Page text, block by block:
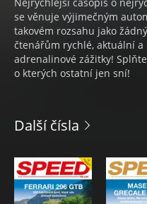
se věnuje výjimečným
takovém rozsahu jako
čtenářům rychlé, aktuální
adrenalinové zážitky!
o kterých ostatní jen sní!
Další čísla